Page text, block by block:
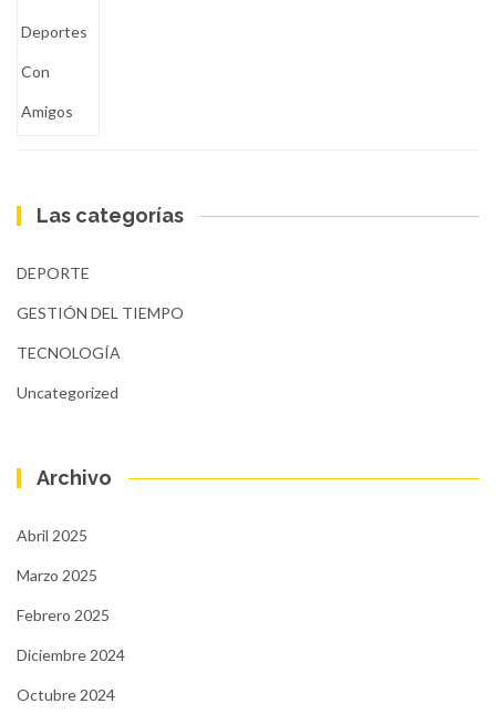
Las categorías
DEPORTE
GESTIÓN DEL TIEMPO
TECNOLOGÍA
Uncategorized
Archivo
Abril 2025
Marzo 2025
Febrero 2025
Diciembre 2024
Octubre 2024